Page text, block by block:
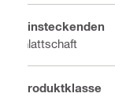
Einsteckenden
Glattschaft
Produktklasse